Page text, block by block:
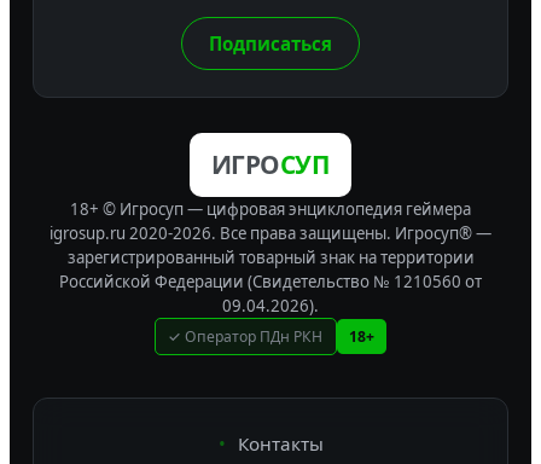
Подписаться
ИГРОСУП
18+ © Игросуп — цифровая энциклопедия геймера
igrosup.ru 2020-2026. Все права защищены. Игросуп® —
зарегистрированный товарный знак на территории
Российской Федерации (Свидетельство № 1210560 от
09.04.2026).
✓ Оператор ПДн РКН 18+
Контакты